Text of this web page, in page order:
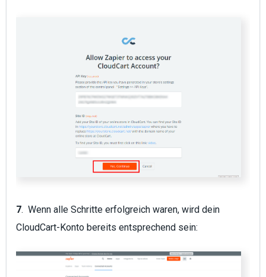
7. Wenn alle Schritte erfolgreich waren, wird dein
CloudCart-Konto bereits entsprechend sein: